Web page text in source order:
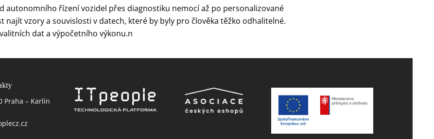
autonomního řízení vozidel přes diagnostiku nemocí až po personalizované
vzory a souvislosti v datech, které by byly pro člověka těžko odhalitelné.
dat a výpočetního výkonu.n
Praha – Karlín